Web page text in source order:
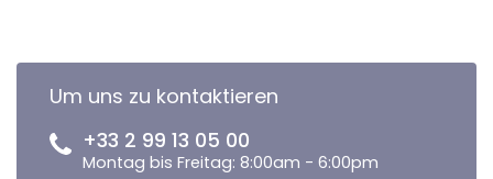
Um uns zu kontaktieren
+33 2 99 13 05 00
Montag bis Freitag: 8:00am - 6:00pm